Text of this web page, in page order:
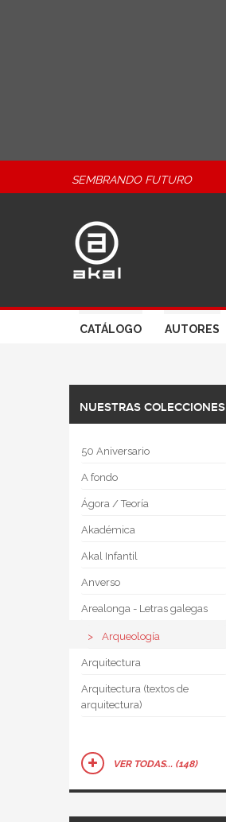
SEMBRANDO FUTURO
CATÁLOGO AUTORES
NUESTRAS COLECCIONES
50 Aniversario
A fondo
Ágora / Teoría
Akadémica
Akal Infantil
Anverso
Arealonga - Letras galegas
Arqueología
Arquitectura
Arquitectura (textos de
arquitectura)
VER TODAS... (148)